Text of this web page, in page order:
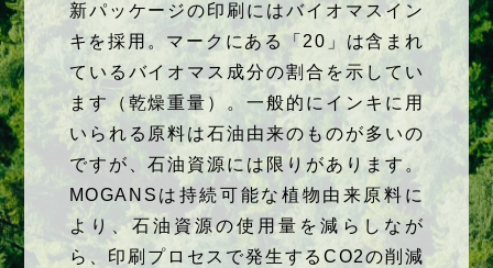
新パッケージの印刷にはバイオマスイン
キを採用。マークにある「20」は含まれ
ているバイオマス成分の割合を示してい
ます（乾燥重量）。一般的にインキに用
いられる原料は石油由来のものが多いの
ですが、石油資源には限りがあります。
MOGANSは持続可能な植物由来原料に
より、石油資源の使用量を減らしなが
ら、印刷プロセスで発生するCO2の削減